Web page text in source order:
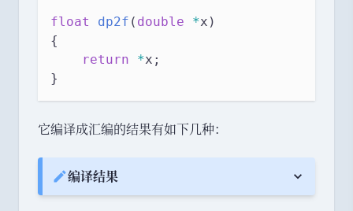
float dp2f ( double *x)
{
return
*x;
}
它编译成汇编的结果有如下几种：
Note:编译结果